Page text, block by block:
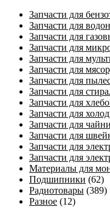
Запчасти для
Запчасти для
Запчасти для
Запчасти для
Запчасти для
Запчасти для
Запчасти для
Запчасти для
Запчасти для
Запчасти для
Запчасти для
Запчасти для
Запчасти для
Запчасти для
Материалы для
Подшипники (62)
Радиотовары (389)
Разное (12)